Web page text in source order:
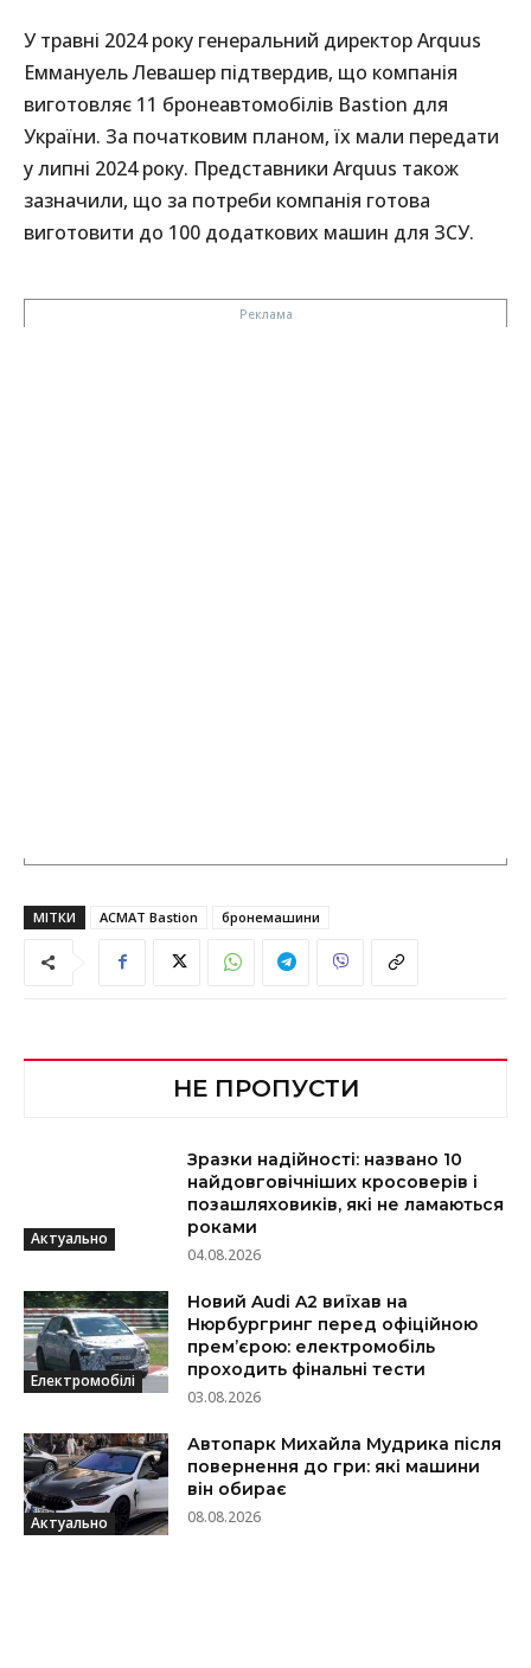
У травні 2024 року генеральний директор Arquus
Еммануель Левашер підтвердив, що компанія
виготовляє 11 бронеавтомобілів Bastion для
України. За початковим планом, їх мали передати
у липні 2024 року. Представники Arquus також
зазначили, що за потреби компанія готова
виготовити до 100 додаткових машин для ЗСУ.
МІТКИ ACMAT Bastion бронемашини
НЕ ПРОПУСТИ
Актуально
Зразки надійності: названо 10
найдовговічніших кросоверів і
позашляховиків, які не ламаються
роками
04.08.2026
Електромобілі
Новий Audi A2 виїхав на
Нюрбургринг перед офіційною
прем’єрою: електромобіль
проходить фінальні тести
03.08.2026
Актуально
Автопарк Михайла Мудрика після
повернення до гри: які машини
він обирає
08.08.2026